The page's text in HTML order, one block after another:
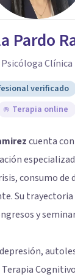
Pardo
Psicóloga Clínica
verificado
Terapia online
cuenta
consumo de
Su
y
Terapia